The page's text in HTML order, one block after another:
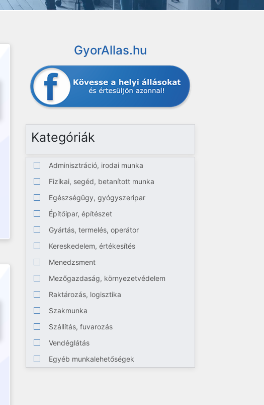
GyorAllas.hu
Kategóriák
Adminisztráció, irodai munka
Fizikai, segéd, betanított munka
Egészségügy, gyógyszeripar
Építőipar, építészet
Gyártás, termelés, operátor
Kereskedelem, értékesítés
Menedzsment
Mezőgazdaság, környezetvédelem
Raktározás, logisztika
Szakmunka
Szállítás, fuvarozás
Vendéglátás
Egyéb munkalehetőségek